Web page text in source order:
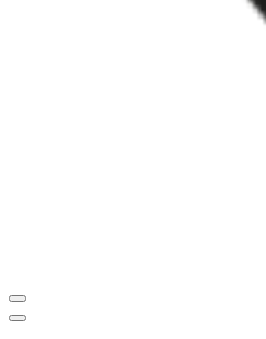
Navigationsmenü
Navigationsmenü